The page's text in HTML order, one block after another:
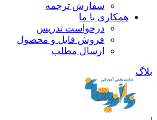
سفارش ترجمه
با ما
درخواست تدریس
فروش فایل و محصول
ارسال مطلب